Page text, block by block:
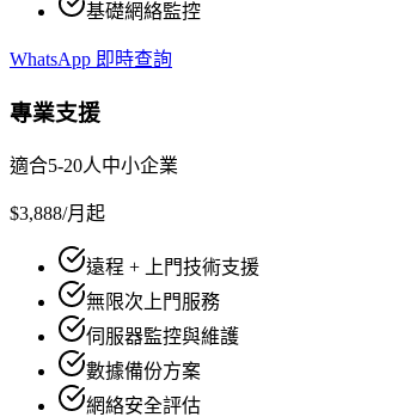
基礎網絡監控
WhatsApp 即時查詢
專業支援
適合5-20人中小企業
$3,888/月起
遠程 + 上門技術支援
無限次上門服務
伺服器監控與維護
數據備份方案
網絡安全評估